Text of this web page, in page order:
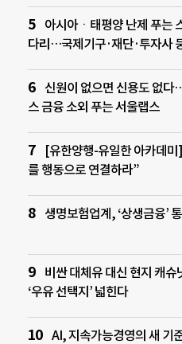
아시아ㆍ태평양 난제 푸는
다리…국제기구·재단·투자사
신원이 없으면 신용도 없
스 금융 소외 푸는 서울랩스
[유한양행-유일한 아카데미
를 행동으로 연결하라”
생명보험업계, ‘상생금융’
비싼 대체유 대신 현지 캐
‘우유 선택지’ 넓힌다
AI, 지속가능경영의 새 기